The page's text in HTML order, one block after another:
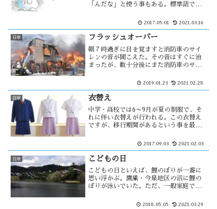
「んだな」と使う事もある。標準語では
アンス的には、それを強く言った言い方
2017.05.01 2021.03.16
日常 フラッシュオーバー
朝７時過ぎに目を覚ますと消防車のサイ
レンの音が聞こえた。その音はすぐに治
まったが、数十分後にまた消防車のサイ
た。このサイレンを聞くのは何十年ぶり
た。外に出てみると焼け臭い匂いが・・
2019.01.23 2021.02.28
日常 衣替え
中学・高校では6〜9月が夏の制服で、そ
れに伴い衣替えが行われる。この衣替え
ですが、移行期間があるという事を最近
必ず新聞に載るのが北高の制服でした。
代山本では一番かっこ良く感じた。
2017.09.03 2021.02.03
日常 こどもの日
こどもの日といえば、鯉のぼりが一番に
思い浮かぶ。鷹巣・今泉地区の沼に鯉の
ぼりが泳いでいた。ただ、一般家庭では
たのではないだろうか。少子化の影響も
2018.05.05 2021.03.29